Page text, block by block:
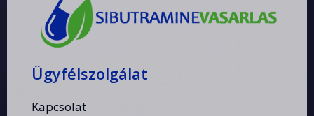
Ügyfélszolgálat
Kapcsolat